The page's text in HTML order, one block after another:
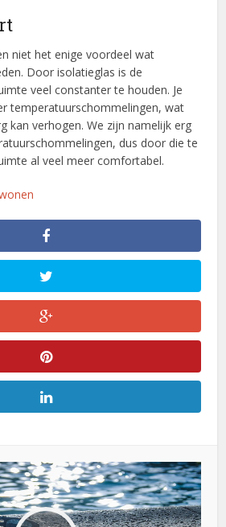
niet het enige voordeel wat
Door isolatieglas is de
veel constanter te houden. Je
temperatuurschommelingen, wat
kan verhogen. We zijn namelijk erg
dus door die te
al veel meer comfortabel.